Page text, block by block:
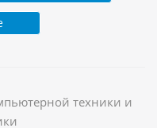
техники и